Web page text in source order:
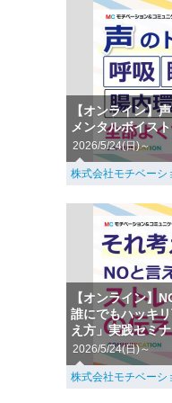
【オンライン】
メンタルボイス
2026/5/24(日)～
株式会社モチベーシ
【オンライン】
誰にでもハッキ
え方」実践セミ
2026/5/24(日)～
株式会社モチベーシ